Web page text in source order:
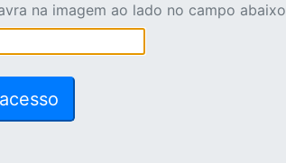
na imagem ao lado no campo abaixo